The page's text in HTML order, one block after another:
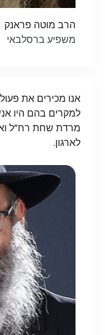
הרב מוטה פראנק
משפיע ברסלבאי
מרדת שחת רח”ל
לארגון.